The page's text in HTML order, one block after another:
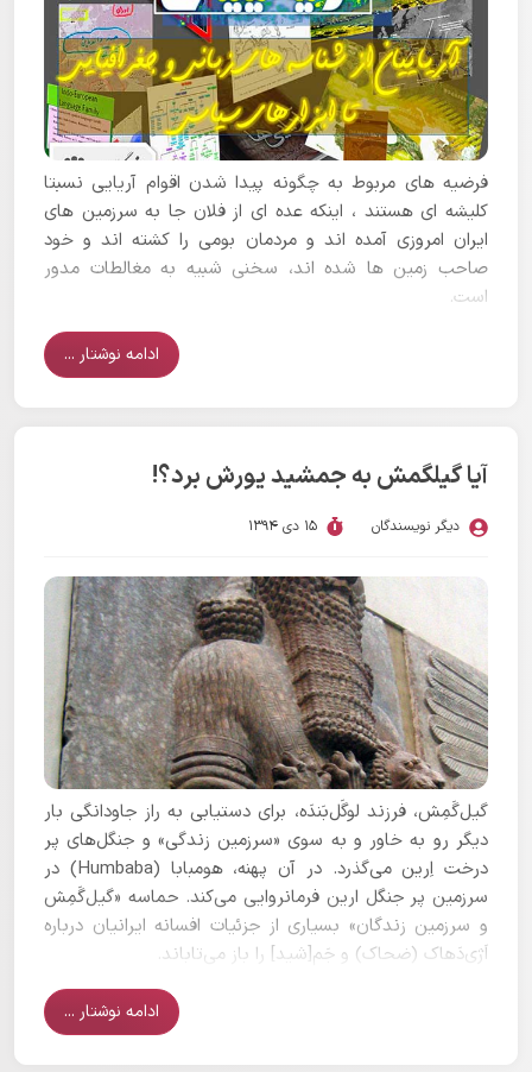
فرضیه های مربوط به چگونه پیدا شدن اقوام آریایی نسبتا
کلیشه ای هستند ، اینکه عده ای از فلان جا به سرزمین های
ایران امروزی آمده اند و مردمان بومی را کشته اند و خود
صاحب زمین ها شده اند، سخنی شبیه به مغالطات مدور
است.
ادامه نوشتار ...
آیا گیلگمش به جمشید یورش برد؟!
دیگر نویسندگان 15 دی 1394
گیل‌گَمِش، فرزند لوگَل‌بَندَه، برای دستیابی به راز جاودانگی بار
دیگر رو به خاور و به سوی «سرزمین زندگی» و جنگل‌های پر
درخت اِرین می‌گذرد. در آن پهنه، هومبابا (Humbaba) در
سرزمین پر جنگل ارین فرمانروایی می‌کند. حماسه «گیل‌گَمِش
و سرزمین زندگان» بسیاری از جزئیات افسانه ایرانیان درباره
اَژی‌دَهاک (ضحاک) و جَم[شید] را باز می‌تاباند.
ادامه نوشتار ...